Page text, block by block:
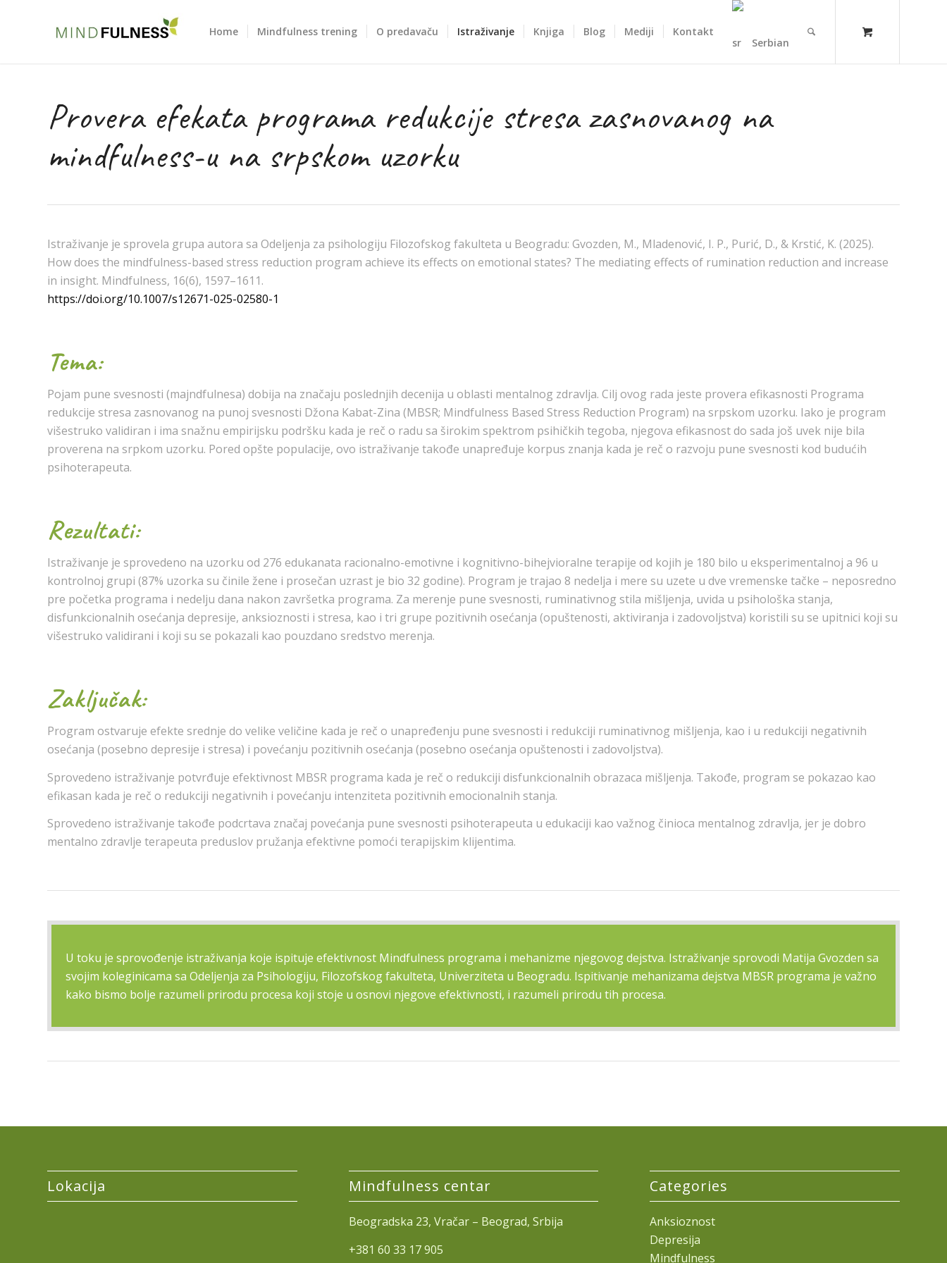
Home Mindfulness trening O predavaču Istraživanje Knjiga Blog Mediji
Kontakt
Serbian
Provera efekata programa redukcije stresa zasnovanog na
mindfulness-u na srpskom uzorku
Istraživanje je sprovela grupa autora sa Odeljenja za psihologiju Filozofskog fakulteta u Beogradu: Gvozden, M., Mladenović, I. P., Purić, D., & Krstić, K. (2025).
How does the mindfulness-based stress reduction program achieve its effects on emotional states? The mediating effects of rumination reduction and increase
in insight. Mindfulness, 16(6), 1597–1611.
https://doi.org/10.1007/s12671-025-02580-1
Tema:
Pojam pune svesnosti (majndfulnesa) dobija na značaju poslednjih decenija u oblasti mentalnog zdravlja. Cilj ovog rada jeste provera efikasnosti Programa
redukcije stresa zasnovanog na punoj svesnosti Džona Kabat-Zina (MBSR; Mindfulness Based Stress Reduction Program) na srpskom uzorku. Iako je program
višestruko validiran i ima snažnu empirijsku podršku kada je reč o radu sa širokim spektrom psihičkih tegoba, njegova efikasnost do sada još uvek nije bila
proverena na srpkom uzorku. Pored opšte populacije, ovo istraživanje takođe unapređuje korpus znanja kada je reč o razvoju pune svesnosti kod budućih
psihoterapeuta.
Rezultati:
Istraživanje je sprovedeno na uzorku od 276 edukanata racionalno-emotivne i kognitivno-bihejvioralne terapije od kojih je 180 bilo u eksperimentalnoj a 96 u
kontrolnoj grupi (87% uzorka su činile žene i prosečan uzrast je bio 32 godine). Program je trajao 8 nedelja i mere su uzete u dve vremenske tačke – neposredno
pre početka programa i nedelju dana nakon završetka programa. Za merenje pune svesnosti, ruminativnog stila mišljenja, uvida u psihološka stanja,
disfunkcionalnih osećanja depresije, anksioznosti i stresa, kao i tri grupe pozitivnih osećanja (opuštenosti, aktiviranja i zadovoljstva) koristili su se upitnici koji su
višestruko validirani i koji su se pokazali kao pouzdano sredstvo merenja.
Zaključak:
Program ostvaruje efekte srednje do velike veličine kada je reč o unapređenju pune svesnosti i redukciji ruminativnog mišljenja, kao i u redukciji negativnih
osećanja (posebno depresije i stresa) i povećanju pozitivnih osećanja (posebno osećanja opuštenosti i zadovoljstva).
Sprovedeno istraživanje potvrđuje efektivnost MBSR programa kada je reč o redukciji disfunkcionalnih obrazaca mišljenja. Takođe, program se pokazao kao
efikasan kada je reč o redukciji negativnih i povećanju intenziteta pozitivnih emocionalnih stanja.
Sprovedeno istraživanje takođe podcrtava značaj povećanja pune svesnosti psihoterapeuta u edukaciji kao važnog činioca mentalnog zdravlja, jer je dobro
mentalno zdravlje terapeuta preduslov pružanja efektivne pomoći terapijskim klijentima.
U toku je sprovođenje istraživanja koje ispituje efektivnost Mindfulness programa i mehanizme njegovog dejstva. Istraživanje sprovodi Matija Gvozden sa
svojim koleginicama sa Odeljenja za Psihologiju, Filozofskog fakulteta, Univerziteta u Beogradu. Ispitivanje mehanizama dejstva MBSR programa je važno
kako bismo bolje razumeli prirodu procesa koji stoje u osnovi njegove efektivnosti, i razumeli prirodu tih procesa.
Lokacija Mindfulness centar
Beogradska 23, Vračar – Beograd, Srbija
+381 60 33 17 905
Categories
Anksioznost
Depresija
Mindfulness